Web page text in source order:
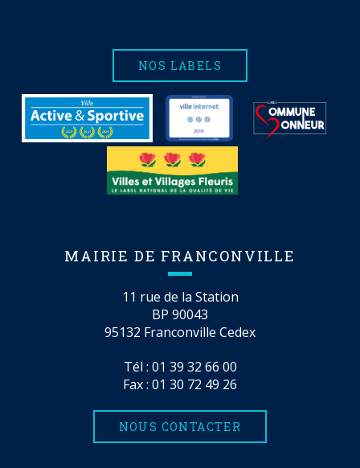
NOS LABELS
MAIRIE DE FRANCONVILLE
11 rue de la Station
BP 90043
95132 Franconville Cedex
Tél : 01 39 32 66 00
Fax : 01 30 72 49 26
NOUS CONTACTER